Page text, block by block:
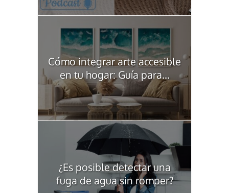
Cómo integrar arte accesible
en tu hogar: Guía para...
¿Es posible detectar una
fuga de agua sin romper?